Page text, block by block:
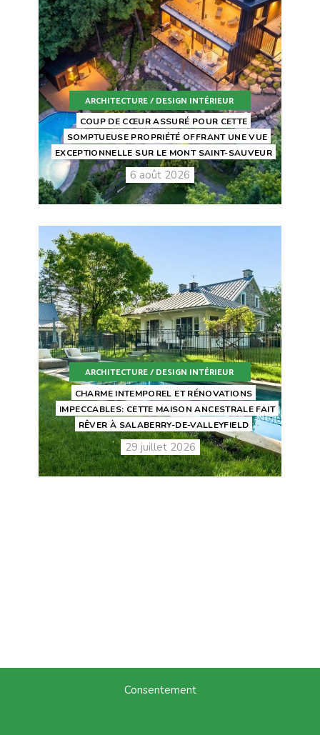
ARCHITECTURE / DESIGN INTÉRIEUR
COUP DE CŒUR ASSURÉ POUR CETTE
SOMPTUEUSE PROPRIÉTÉ OFFRANT UNE VUE
EXCEPTIONNELLE SUR LE MONT SAINT-SAUVEUR
6 août 2026
ARCHITECTURE / DESIGN INTÉRIEUR
CHARME INTEMPOREL ET RÉNOVATIONS
IMPECCABLES: CETTE MAISON ANCESTRALE FAIT
RÊVER À SALABERRY-DE-VALLEYFIELD
29 juillet 2026
Consentement